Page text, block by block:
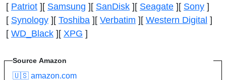
[ Patriot ][ Samsung ][ SanDisk ][ Seagate ][ Sony ]
[ Synology ][ Toshiba ][ Verbatim ][ Western Digital ]
[ WD_Black ][ XPG ]
Source Amazon
🇺🇸 amazon.com